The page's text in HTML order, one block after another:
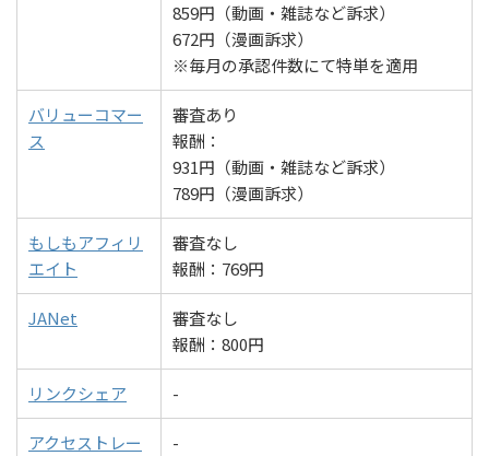
859円（動画・雑誌など訴求）
672円（漫画訴求）
※毎月の承認件数にて特単を適用
バリューコマー
ス
審査あり
報酬：
931円（動画・雑誌など訴求）
789円（漫画訴求）
もしもアフィリ
エイト
審査なし
報酬：769円
JANet
審査なし
報酬：800円
リンクシェア -
アクセストレー
-